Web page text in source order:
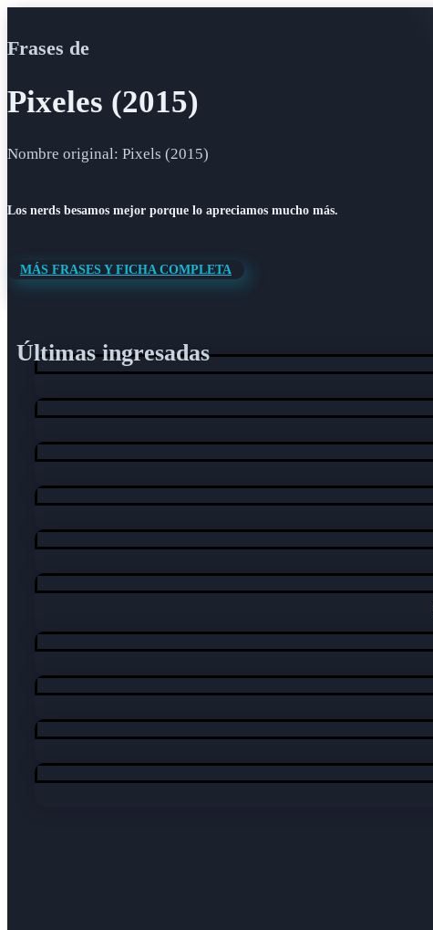
Frases de
Pixeles (2015)
Nombre original: Pixels (2015)
Los nerds besamos mejor porque lo apreciamos mucho más.
MÁS FRASES Y FICHA COMPLETA
Últimas ingresadas